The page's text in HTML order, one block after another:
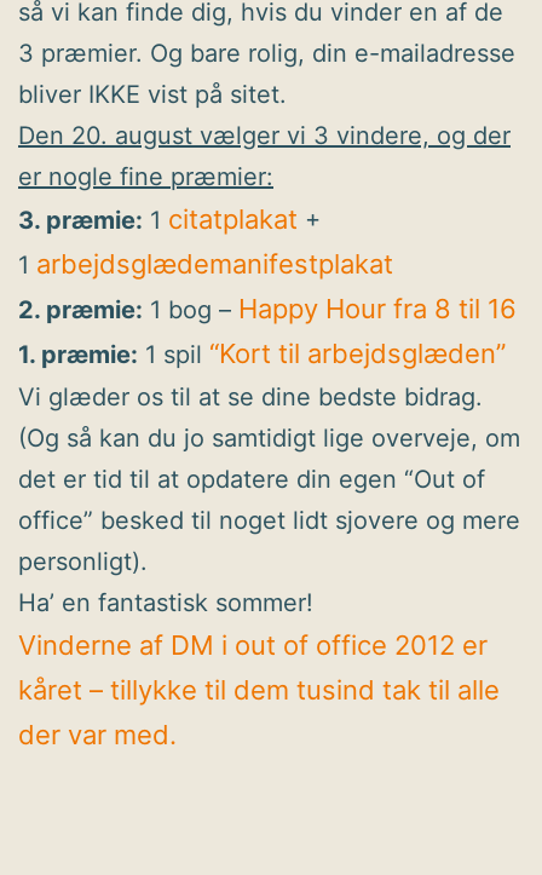
så vi kan finde dig, hvis du vinder en af de
3 præmier. Og bare rolig, din e-mailadresse
bliver IKKE vist på sitet.
Den 20. august vælger vi 3 vindere, og der
er nogle fine præmier:
3. præmie: 1 citatplakat +
1 arbejdsglædemanifestplakat
2. præmie: 1 bog – Happy Hour fra 8 til 16
1. præmie: 1 spil “Kort til arbejdsglæden”
Vi glæder os til at se dine bedste bidrag.
(Og så kan du jo samtidigt lige overveje, om
det er tid til at opdatere din egen “Out of
office” besked til noget lidt sjovere og mere
personligt).
Ha’ en fantastisk sommer!
Vinderne af DM i out of office 2012 er
kåret – tillykke til dem tusind tak til alle
der var med.